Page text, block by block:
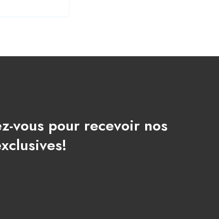
vous pour recevoir nos